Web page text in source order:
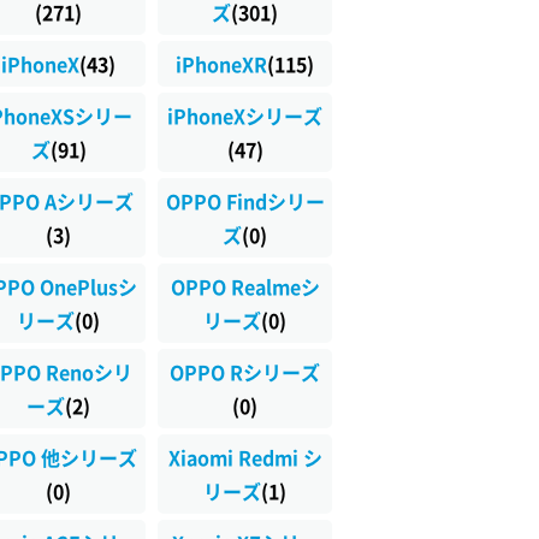
(271)
ズ(301)
iPhoneX(43) iPhoneXR(115)
シリー
ズ(91)
iPhoneXシリーズ
(47)
Aシリーズ
(3)
OPPO Findシリー
ズ(0)
OnePlusシ
リーズ(0)
OPPO Realmeシ
リーズ(0)
Renoシリ
ーズ(2)
OPPO Rシリーズ
(0)
他シリーズ
(0)
Xiaomi Redmi シ
リーズ(1)